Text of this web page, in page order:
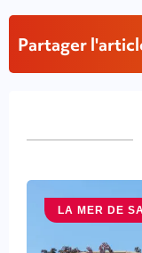
Partager
LA MER DE